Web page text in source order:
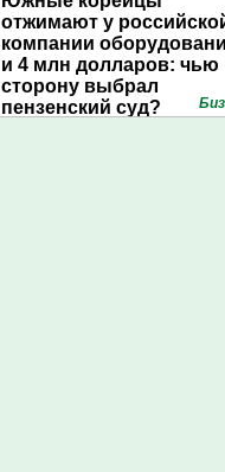
отжимают у
компании
и 4 млн долларов: чью
сторону выбрал
пензенский суд?